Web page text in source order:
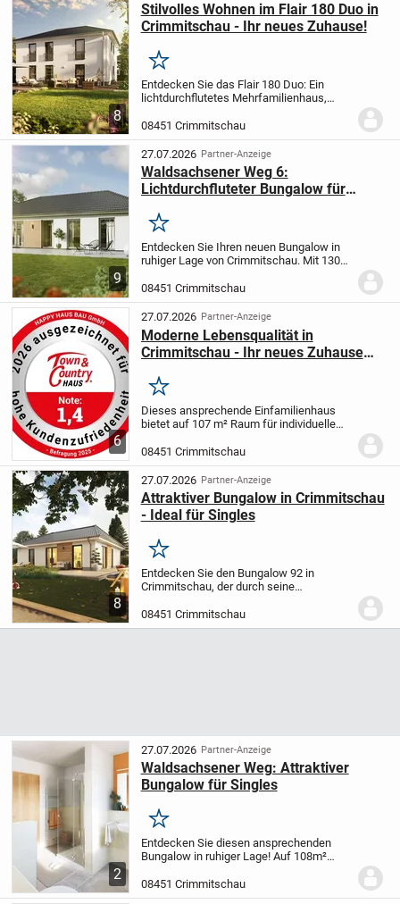
8
Stilvolles Wohnen im Flair 180 Duo in
Crimmitschau - Ihr neues Zuhause!
Merken
Entdecken Sie das Flair 180 Duo: Ein
lichtdurchflutetes Mehrfamilienhaus,
verteilen sich 7 helle Zimmer, die zu
einem harmonischen Wohnen einladen.
Genießen Sie...
08451 Crimmitschau
9
27.07.2026 Partner-Anzeige
Waldsachsener Weg 6:
Lichtdurchfluteter Bungalow für
Merken
Entdecken Sie Ihren neuen Bungalow in
ruhiger Lage von Crimmitschau. Mit 130
Raum für persönliche Entfaltung und
kreative Gestaltung. Die große
Wohnküche lädt...
08451 Crimmitschau
6
27.07.2026 Partner-Anzeige
Moderne Lebensqualität in
Crimmitschau - Ihr neues Zuhause
Merken
Dieses ansprechende Einfamilienhaus
bietet auf 107 m² Raum für individuelle
Bauweise schafft eine angenehme
Atmosphäre, ideal für Singles. Die
zentrale Lage...
08451 Crimmitschau
8
27.07.2026 Partner-Anzeige
Attraktiver Bungalow in Crimmitschau
- Ideal für Singles
Merken
Entdecken Sie den Bungalow 92 in
Crimmitschau, der durch seine
m² bieten 4 Zimmer ausreichend Platz für
individuelles Wohnen. Genießen Sie die
08451 Crimmitschau
2
27.07.2026 Partner-Anzeige
Waldsachsener Weg: Attraktiver
Bungalow für Singles
Merken
Entdecken Sie diesen ansprechenden
Bungalow in ruhiger Lage! Auf 108m²
lichtdurchflutetes Wohnzimmer, ein
Schlafzimmer sowie zusätzlichen Raum
08451 Crimmitschau